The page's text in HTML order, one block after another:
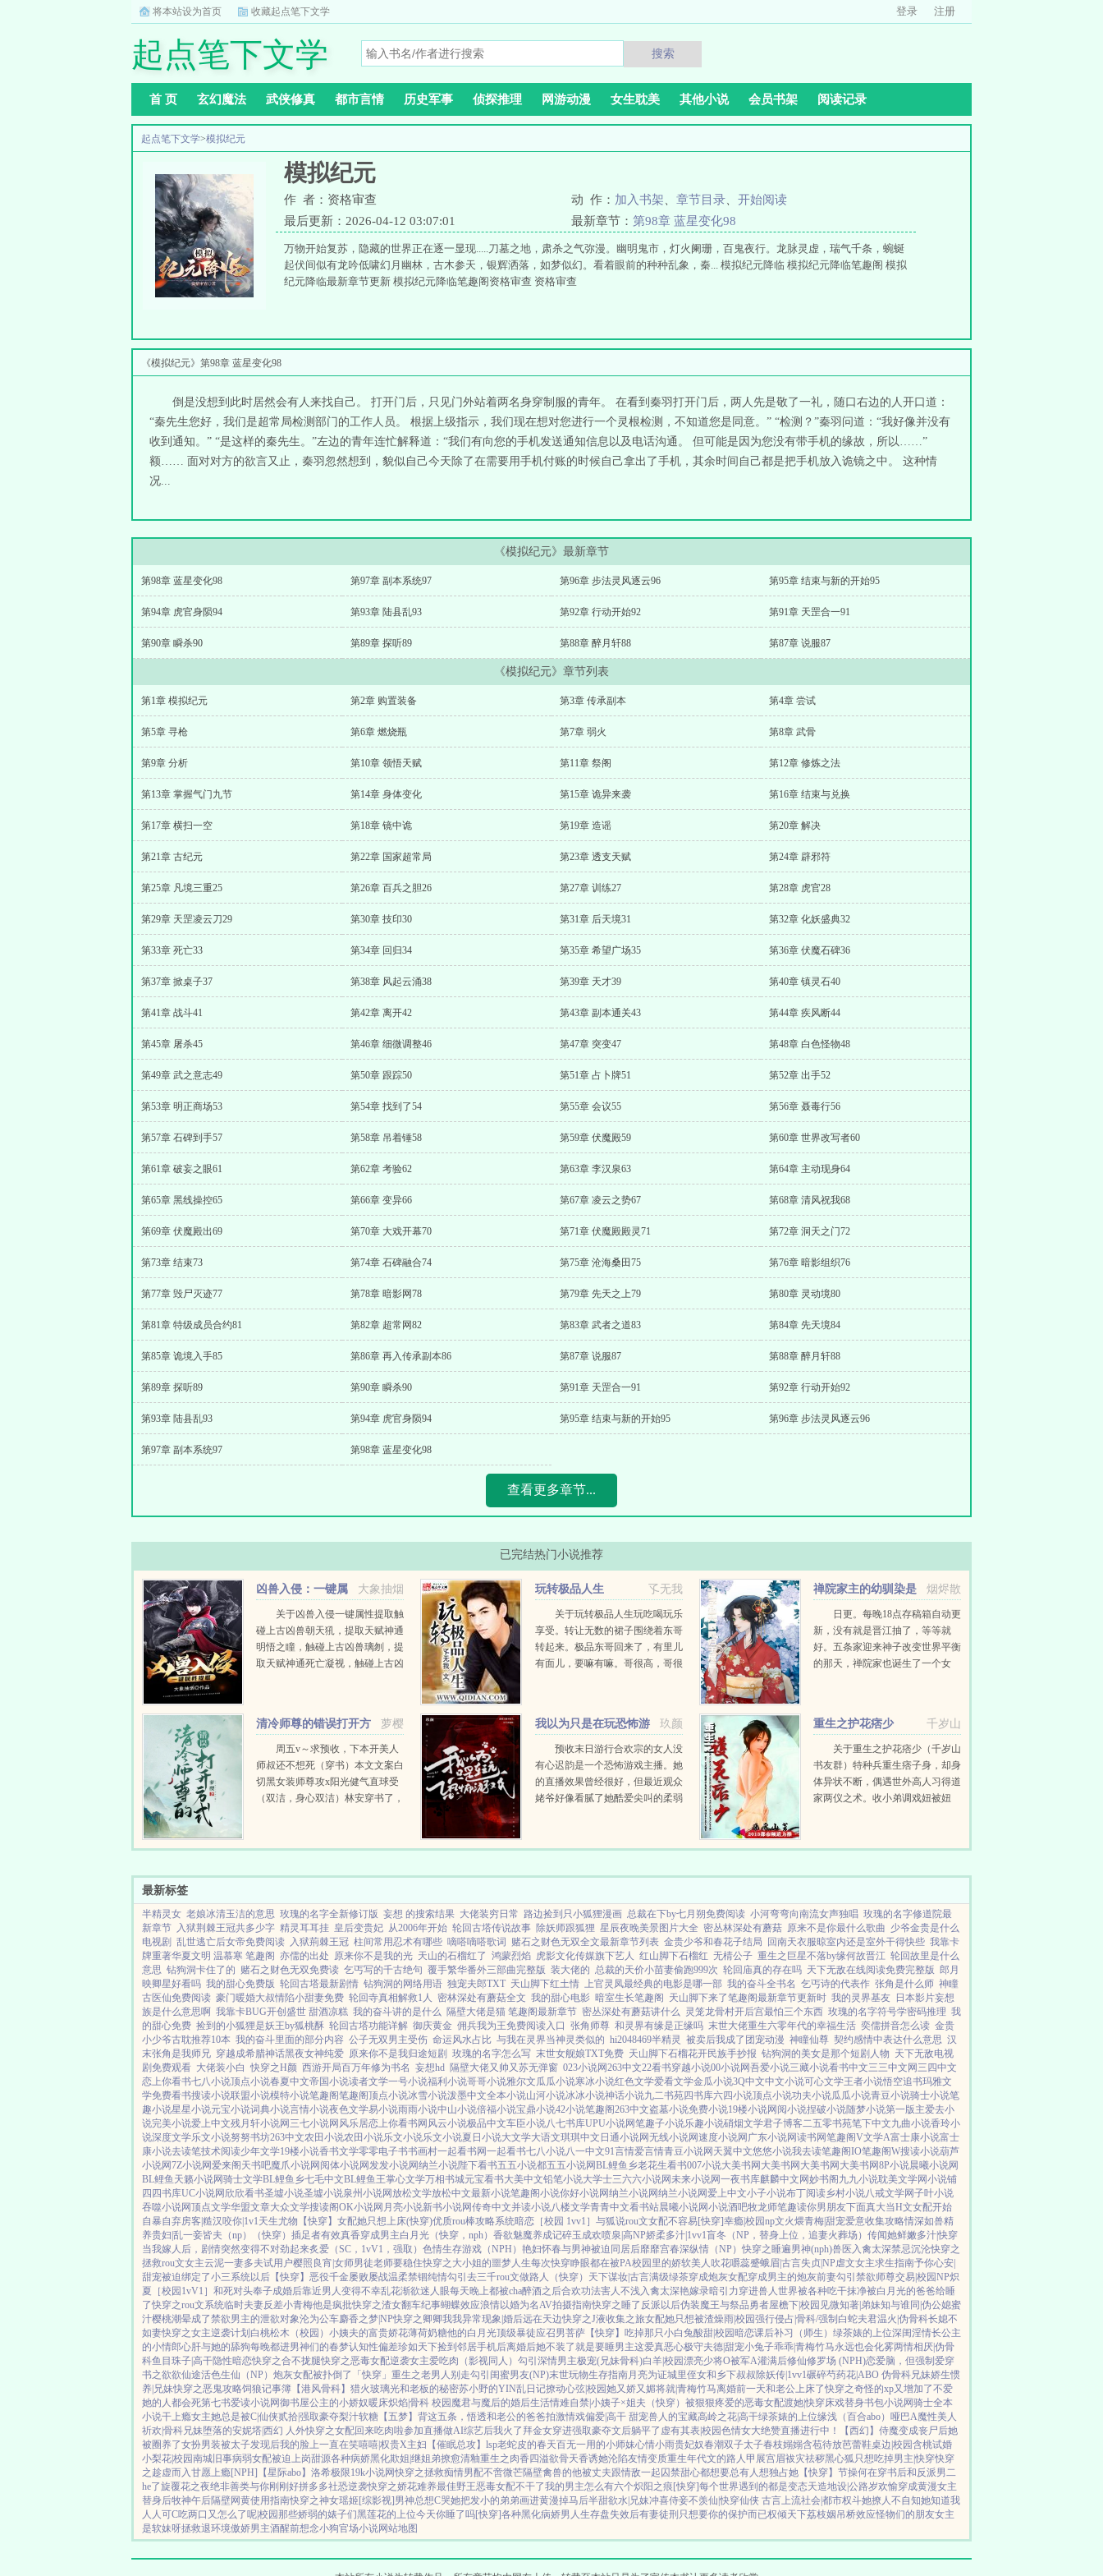
将本站设为首页 收藏起点笔下文学 登录 注册
起点笔下文学 搜索
首 页 玄幻魔法 武侠修真 都市言情 历史军事 侦探推理 网游动漫 女生耽美 其他小说 会员书架 阅读记录
起点笔下文学>模拟纪元
模拟纪元
作 者：资格审查 动 作： 加入书架 章节目录
开始阅读
最后更新：2026-04-12 03:07:01
最新章节： 第98章 蓝星变化98
万物开始复苏，隐藏的世界正在逐一显现.....刀墓之地，肃杀之气弥漫。幽明鬼市，灯火阑珊，百鬼夜行。龙脉灵虚，瑞气千条，蜿蜒
起伏间似有龙吟低啸幻月幽林，古木参天，银辉洒落，如梦似幻。看着眼前的种种乱象，秦... 模拟纪元降临 模拟纪元降临笔趣阁 模拟
纪元降临最新章节更新 模拟纪元降临笔趣阁资格审查 资格审查
《模拟纪元》第98章 蓝星变化98
倒是没想到此时居然会有人来找自己。 打开门后，只见门外站着两名身穿制服的青年。 在看到秦羽打开门后，两人先是敬了一礼，随口右边的人开口道：
“秦先生您好，我们是超常局检测部门的工作人员。 根据上级指示，我们现在想对您进行一个灵根检测，不知道您是同意。” “检测？”秦羽问道：“我好像并没有
收到通知。” “是这样的秦先生。”左边的青年连忙解释道：“我们有向您的手机发送通知信息以及电话沟通。 但可能是因为您没有带手机的缘故，所以……”
额…… 面对对方的欲言又止，秦羽忽然想到，貌似自己今天除了在需要用手机付账的时候自己拿出了手机，其余时间自己都是把手机放入诡镜之中。 这种情
况...
《模拟纪元》最新章节
第98章 蓝星变化98 第97章 副本系统97 第96章 步法灵风逐云96 第95章 结束与新的开始95
第94章 虎官身陨94 第93章 陆县乱93 第92章 行动开始92 第91章 天罡合一91
第90章 瞬杀90 第89章 探听89 第88章 醉月轩88 第87章 说服87
《模拟纪元》章节列表
第1章 模拟纪元 第2章 购置装备 第3章 传承副本 第4章 尝试
第5章 寻枪 第6章 燃烧瓶 第7章 弱火 第8章 武骨
第9章 分析 第10章 领悟天赋 第11章 祭阁 第12章 修炼之法
第13章 掌握气门九节 第14章 身体变化 第15章 诡异来袭 第16章 结束与兑换
第17章 横扫一空 第18章 镜中诡 第19章 造谣 第20章 解决
第21章 古纪元 第22章 国家超常局 第23章 透支天赋 第24章 辟邪符
第25章 凡境三重25 第26章 百兵之胆26 第27章 训练27 第28章 虎官28
第29章 天罡凌云刀29 第30章 技印30 第31章 后天境31 第32章 化妖盛典32
第33章 死亡33 第34章 回归34 第35章 希望广场35 第36章 伏魔石碑36
第37章 掀桌子37 第38章 风起云涌38 第39章 天才39 第40章 镇灵石40
第41章 战斗41 第42章 离开42 第43章 副本通关43 第44章 疾风断44
第45章 屠杀45 第46章 细微调整46 第47章 突变47 第48章 白色怪物48
第49章 武之意志49 第50章 跟踪50 第51章 占卜牌51 第52章 出手52
第53章 明正商场53 第54章 找到了54 第55章 会议55 第56章 聂毒行56
第57章 石碑到手57 第58章 吊着锤58 第59章 伏魔殿59 第60章 世界改写者60
第61章 破妄之眼61 第62章 考验62 第63章 李汉泉63 第64章 主动现身64
第65章 黑线操控65 第66章 变异66 第67章 凌云之势67 第68章 清风祝我68
第69章 伏魔殿出69 第70章 大戏开幕70 第71章 伏魔殿殿灵71 第72章 洞天之门72
第73章 结束73 第74章 石碑融合74 第75章 沧海桑田75 第76章 暗影组织76
第77章 毁尸灭迹77 第78章 暗影网78 第79章 先天之上79 第80章 灵动境80
第81章 特级成员合约81 第82章 超常网82 第83章 武者之道83 第84章 先天境84
第85章 诡境入手85 第86章 再入传承副本86 第87章 说服87 第88章 醉月轩88
第89章 探听89 第90章 瞬杀90 第91章 天罡合一91 第92章 行动开始92
第93章 陆县乱93 第94章 虎官身陨94 第95章 结束与新的开始95 第96章 步法灵风逐云96
第97章 副本系统97 第98章 蓝星变化98
查看更多章节...
已完结热门小说推荐
大象抽烟
凶兽入侵：一键属
性提取关于凶兽入侵一键属性提取触
碰上古凶兽朝天犼，提取天赋神通
明悟之瞳，触碰上古凶兽璃刎，提
取天赋神通死亡凝视，触碰上古凶
孓无我
玩转极品人生
关于玩转极品人生玩吃喝玩乐
享受。转让无数的裙子围绕着东哥
转起来。极品东哥回来了，有里儿
有面儿，要嘛有嘛。哥很高，哥很
递牙...
烟烬散
禅院家主的幼驯染是
隔壁六眼日更。每晚18点存稿箱自动更
新，没有就是晋江抽了，等等就
好。五条家迎来神子改变世界平衡
的那天，禅院家也诞生了一个女
萝樱
清冷师尊的错误打开方
周五v～求预收，下本开美人
师叔还不想死（穿书）本文文案白
切黑女装师尊攻x阳光健气直球受
（双洁，身心双洁）林安穿书了，
他辣手摧花的美人不计...
玖颜
我以为只是在玩恐怖游
预收末日游行合欢宗的女人没
有心迟韵是一个恐怖游戏主播。她
的直播效果曾经很好，但最近观众
姥爷好像看腻了她酷爱尖叫的柔弱
玩...
千岁山
重生之护花痞少
关于重生之护花痞少（千岁山
书友群）特种兵重生痞子身，却身
体异状不断，偶遇世外高人习得道
家两仪之术。收小弟调戏妞被妞
各色美女。天哥为什么他们都打不
最新标签
半精灵女 老娘冰清玉洁的意思 玫瑰的名字全新修订版 妄想 的搜索结果 大佬装穷日常 路边捡到只小狐狸漫画 总裁在下by七月朔免费阅读 小河弯弯向南流女声独唱 玫瑰的名字修道院最
新章节 入狱荆棘王冠共多少字 精灵耳耳挂 皇后变贵妃 从2006年开始 轮回古塔传说故事 除妖师跟狐狸 星辰夜晚美景图片大全 密丛林深处有蘑菇 原来不是你最什么歌曲 少爷金贵是什么
电视剧 乱世逃亡后女帝免费阅读 入狱荊棘王冠 柱间常用忍术有哪些 嘀嗒嘀嗒歌词 赌石之财色无双全文最新章节列表 金贵少爷和春花子结局 回南天衣服晾室内还是室外干得快些 我靠卡
牌重著华夏文明 温慕寒 笔趣阁 亦儒的出处 原来你不是我的光 天山的石榴红了 鸿蒙烈焰 虎影文化传媒旗下艺人 红山脚下石榴红 无棈公子 重生之巨星不落by缘何故晋江 轮回故里是什么
意思 钻狗洞卡住了的 赌石之财色无双免费读 乞丐写的千古绝句 覆手繁华番外三部曲完整版 装大佬的 总裁的天价小苗妻偷跑999次 轮回庙真的存在吗 天下无敌在线阅读免费完整版 郎月
映卿星好看吗 我的甜心免费版 轮回古塔最新剧情 钻狗洞的网络用语 独宠夫郎TXT 天山脚下红土情 上官灵凤最经典的电影是哪一部 我的奋斗全书名 乞丐诗的代表作 张角是什么师 神瞳
古医仙免费阅读 豪门暖婚大叔情陷小甜妻免费 轮回寺真相解救1人 密林深处有蘑菇全文 我的甜心电影 暗室生长笔趣阁 天山脚下来了笔趣阁最新章节更新时 我的灵界基友 日本影片妄想
族是什么意思啊 我靠卡BUG开创盛世 甜酒凉糕 我的奋斗讲的是什么 隔壁大佬是猫 笔趣阁最新章节 密丛深处有蘑菇讲什么 灵笼龙骨村开后宫最怕三个东西 玫瑰的名字符号学密码推理 我
的甜心免费 捡到的小狐狸是妖王by狐桃酥 轮回古塔功能详解 御庆黄金 佣兵我为王免费阅读入口 张角师尊 和灵界有缘是正缘吗 末世大佬重生六零年代的幸福生活 奕儒拼音怎么读 金贵
小少爷古耽推荐10本 我的奋斗里面的部分内容 公子无双男主受伤 命运风水占比 与我在灵界当神灵类似的 hi2048469半精灵 被卖后我成了团宠动漫 神瞳仙尊 契约感情中表达什么意思 汉
末张角是我师兄 穿越成希腊神话黑夜女神纯爱 原来你不是我归途短剧 玫瑰的名字怎么写 末世女舰娘TXT免费 天山脚下石榴花开民族手抄报 钻狗洞的美女是那个短剧人物 天下无敌电视
剧免费观看 大佬装小白 快穿之H颜 西游开局百万年修为书名 妄想hd 隔壁大佬又帅又苏无弹窗 023小说网263中文22看书穿越小说00小说网吾爱小说三藏小说看书中文三三中文网 三四中文
恋上你看书七八小说顶点小说春夏中文帝国小说读者文学一号小说福利小说哥哥小说雅尔文瓜瓜小说寒冰小说红色文学爱看文学金瓜小说3Q中文中文小说可心文学王者小说悟空追书玛雅文
学免费看书搜读小说联盟小说模特小说笔趣阁笔趣阁顶点小说冰雪小说泼墨中文全本小说山河小说冰冰小说神话小说九二书苑四书库六四小说顶点小说功夫小说瓜瓜小说青豆小说骑士小说笔
趣小说星星小说元宝小说词典小说言情小说夜色文学易小说雨雨小说中山小说倍福小说宝鼎小说42小说笔趣阁263中文盗墓小说免费小说19楼小说网阅小说捏破小说随梦小说第一版主爱去小
说完美小说爱上中文残月轩小说网 三七小说网 风乐居恋上你看书网 风云小说极品中文车臣小说八七书库UPU小说网笔趣子小说乐趣小说硝烟文学君子博客二五零书苑笔下中文九曲小说香玲小
说深度文学乐文小说努努书坊263中文农田小说农田小说乐文小说乐文小说夏日小说大文学大语文琪琪中文 日通小说网无线小说网速度小说网 广东小说网读书网笔趣阁V文学A富士康小说富士
康小说去读笔技术阅读少年文学19楼小说香书文学零零电子书书画村一起看书网一起看书七八小说八一中文91言情爱言情青豆小说网 天翼中文悠悠小说我去读笔趣阁IO笔趣阁W搜读小说葫芦
小说网7Z小说网爱来阁 天书吧魔爪小说网 阅体小说网发发小说网纳兰小说陛下看书五五小说都五五小说网BL鲤鱼乡老花生看书007小说大美书网 大美书网 大美书网 大美书网8P小说晨曦小说网
BL鲤鱼 天籁小说网骑士文学BL鲤鱼乡七毛中文BL鲤鱼王掌心文学万相书城元宝看书大美中文铅笔小说大学士三六六小说网未来小说网一夜书库麒麟中文网妙书阁 九九小说耽美文学网小说铺
四四书库UC小说网 欣欣看书圣墟小说圣墟小说泉州小说网放松文学放松中文最新小说笔趣阁小说你好小说网纳兰小说网纳兰小说网爱上中文小子小说布丁阅读乡村小说八戒文学网子叶小说
吞噬小说网顶点文学华盟文章大众文学搜读阁OK小说网 月亮小说新书小说网传奇中文并读小说八楼文学青青中文看书站晨曦小说网小说酒吧牧龙师笔趣读你男朋友下面真大当H文女配开始
自暴自弃房客|糙汉咬你|1v1天生尤物【快穿】 女配她只想上床(快穿)优质rou棒攻略系统暗恋［校园 1vv1］ 与狐说rou文女配不容易[快穿]幸瘾|校园np文火煨青梅|甜宠爱意收集攻略情深如兽精
养贵妇|乱一妾皆夫（np） （快穿）插足者有效真香穿成男主白月光（快穿，nph） 香欲魅魔养成记碎玉成欢喷泉|高NP娇柔多汁|1vv1盲冬（NP，替身上位，追妻火葬场） 传闻她鲜嫩多汁|快穿
当我嫁人后，剧情突然变得不对劲起来炙爱（SC，1vV1，强取） 色情生存游戏（NPH） 艳妇怀春与男神被迫同居后靡靡宫春深纵情（NP）快穿之睡遍男神(nph)兽医 入禽太深禁忌沉沦快穿之
拯救rou文女主云泥一妻多夫试用户樱照良宵|女师男徒老师要稳住快穿之大小姐的噩梦人生每次快穿睁眼都在被PA校园里的娇软美人 吹花嚼蕊蹙蛾眉|古言失贞|NP虐文女主求生指南予你心安|
甜宠被迫绑定了小三系统以后【快穿】 恶役千金屡败屡战温柔禁锢纯情勾引 去三千rou文做路人（快穿） 天下谋妆|古言满级绿茶穿成炮灰女配穿成男主的炮灰前妻勾引禁欲师尊交易|校园NP炽
夏［校园1vV1］ 和死对头奉子成婚后靠近男人变得不幸乱花渐欲迷人眼每天晚上都被cha醉酒之后合欢功法害人不浅入禽太深艳嫁录暗引力穿进兽人世界被各种吃干抹净被白月光的爸爸给睡
了快穿之rou文系统临时夫妻反差小青梅他是疯批快穿之渣女翻车纪事蝴蝶效应浪情以婚为名AV拍摄指南快穿之睡了反派以后伪装魔王与祭品勇者屋檐下|校园 见微知著|弟妹知与谁同|伪公媳蜜
汁樱桃潮晕成了禁欲男主的泄欲对象沦为公车麝香之梦|NP快穿之卿卿我我异常现象|婚后远在天边快穿之J液收集之旅女配她只想被渣燥雨|校园强行侵占|骨科/强制 白蛇夫君温火|伪骨科长媳不
如妻快穿之女主逆袭计划 白桃松木（校园） 小姨夫的富贵娇花薄荷奶糖他的白月光顶级暴徒应召男菩萨 【快穿】吃掉那只小白兔酸甜|校园暗恋课后补习（师生） 绿茶婊的上位深闺淫情长公主
的小情郎心肝与她的舔狗每晚都进男神们的春梦认知性偏差珍如天下捡到邻居手机后离婚后她不装了就是要睡男主这爱真恶心极守夫德|甜宠小兔子乖乖|青梅竹马永远也会化雾两情相厌|伪骨
科鱼目珠子|高干隐性暗恋快穿之合不拢腿快穿之恶毒女配逆袭女主爱吃肉 （影视同人）勾引深情男主极宠(兄妹骨科)白羊|校园漂亮少将O被军A灌满后修仙修罗场 (NPH)恋爱脑，但强制爱穿
书之欲欲仙途活色生仙（NP） 炮灰女配被扑倒了「快穿」 重生之老男人别走勾引闺蜜男友(NP)末世玩物生存指南月亮为证城里侄女和乡下叔叔除妖传|1vv1碾碎芍药花|ABO 伪骨科兄妹娇生惯
养|兄妹快穿之恶鬼攻略饲狼记事簿 【港风骨科】猎火玻璃光和老板的秘密苏小野的YIN乱日记撩动心弦|校园她又娇又媚将就|青梅竹马离婚前一天和老公上床了快穿之奇怪的xp又增加了不爱
她的人都会死第七书爱读小说网御书屋公主的小娇奴暖床炽焰|骨科 校园 魔君与魔后的婚后生活情难自禁|小姨子×姐夫 （快穿）被狠狠疼爱的恶毒女配渡她|快穿床戏替身书包小说网骑士全本
小说干上瘾女主她总是被C|仙侠贰拾|强取豪夺梨汁软糖 【五梦】背这五条，悟透和老公的爸爸拍激情戏偏爱|高干 甜宠兽人的宝藏高岭之花|高干绿茶婊的上位缘浅（百合abo）哑巴A魔性美人
祈欢|骨科兄妹堕落的安妮塔|西幻 人外快穿之女配回来吃肉啦参加直播做AI综艺后我火了 拜金女穿进强取豪夺文后躺平了 虚有其表|校园色情女大绝赞直播进行中！ 【西幻】侍魔变成丧尸后她
被圈养了女扮男装被太子发现后我的脸上一直在笑嘻嘻|权贵X主妇 【催眠总攻】lsp老蛇皮的春天百无一用的小师妹心情小雨贵妃奴春潮双子太子春枝嫋嫋含苞待放芭蕾鞋桌边|校园含桃试婚
小梨花|校园南城旧事病弱女配被迫上岗甜源各种病娇黑化欺姐|继姐弟撩愈清釉重生之肉香四溢欲骨天香诱她沦陷友情变质重生年代文的路人甲 展宫眉袚灾祛秽黑心狐只想吃掉男主|快穿快穿
之趁虚而入甘愿上瘾[NPH] 【星际abo】洛希极限19k小说网快穿之拯救痴情男配不啻微芒隔壁禽兽的他被丈夫跟情敌一起囚禁甜心都想要总有人想独占她 【快穿】节操何在穿书后和反派男二
he了旋覆花之夜绝非善类与你刚刚好拼多多社恐逆袭快穿之娇花难养最佳野王恶毒女配不干了我的男主怎么有六个炽阳之痕 [快穿]每个世界遇到的都是变态天造地设|公路岁欢愉穿成黄漫女主
替身后牧神午后隔壁网黄使用指南快穿之神女瑶姬[综影视]男神总想C哭她把发小的弟弟画进黄漫掉马后半甜欲水|兄妹冲喜侍妾不羡仙|快穿仙侠 古言上流社会|都市权斗她撩人不自知她知道我
人人可C吃两口又怎么了呢|校园那些娇弱的婊子们黑莲花的上位今天你睡了吗[快穿]各种黑化病娇男 人生存盘失效后有妻徒刑 只想要你的保护而已权倾天下荔枝姻吊桥效应怪物们的朋友女主
是软妹呀拯救退环境傲娇男主酒醒前想念小狗官场小说网站地图